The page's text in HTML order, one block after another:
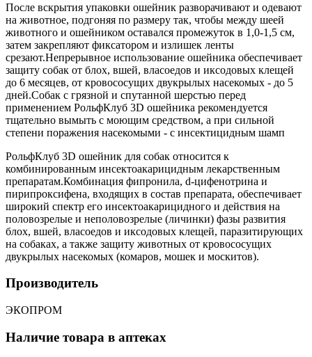
После вскрытия упаковки ошейник разворачивают и одевают
на животное, подгоняя по размеру так, чтобы между шеей
животного и ошейником оставался промежуток в 1,0-1,5 см,
затем закрепляют фиксатором и излишек ленты
срезают.Непрерывное использование ошейника обеспечивает
защиту собак от блох, вшей, власоедов и иксодовых клещей
до 6 месяцев, от кровососущих двукрылых насекомых - до 5
дней.Собак с грязной и спутанной шерстью перед
применением РольфКлуб 3D ошейника рекомендуется
тщательно вымыть с моющим средством, а при сильной
степени поражения насекомыми - с инсектицидным шамп
РольфКлуб 3D ошейник для собак относится к
комбинированным инсектоакарицидным лекарственным
препаратам.Комбинация фипронила, d-цифенотрина и
пирипроксифена, входящих в состав препарата, обеспечивает
широкий спектр его инсектоакарицидного и действия на
половозрелые и неполовозрелые (личинки) фазы развития
блох, вшей, власоедов и иксодовых клещей, паразитирующих
на собаках, а также защиту животных от кровососущих
двукрылых насекомых (комаров, мошек и москитов).
Производитель
ЭКОПРОМ
Наличие товара в аптеках